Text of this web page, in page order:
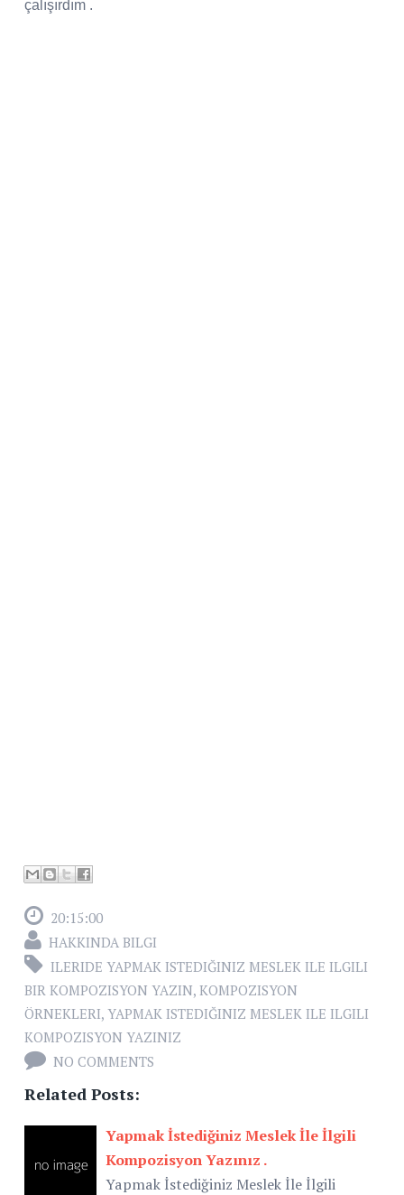
çalışırdım .
20:15:00
HAKKINDA BILGI
ILERIDE YAPMAK ISTEDIĞINIZ MESLEK ILE ILGILI
BIR KOMPOZISYON YAZIN, KOMPOZISYON
ÖRNEKLERI, YAPMAK ISTEDIĞINIZ MESLEK ILE ILGILI
KOMPOZISYON YAZINIZ
NO COMMENTS
Related Posts:
Yapmak İstediğiniz Meslek İle İlgili
Kompozisyon Yazınız .
Yapmak İstediğiniz Meslek İle İlgili